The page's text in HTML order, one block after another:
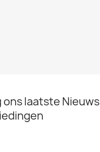
ons laatste Nieuws